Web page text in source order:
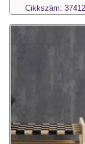
Cikkszám: